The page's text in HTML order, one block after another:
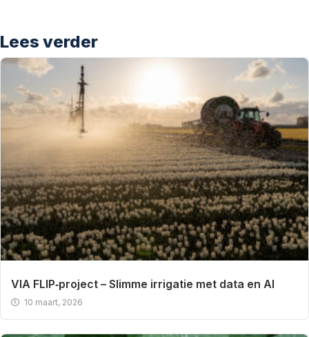
Lees verder
VIA FLIP‑project – Slimme irrigatie met data en AI
10 maart, 2026